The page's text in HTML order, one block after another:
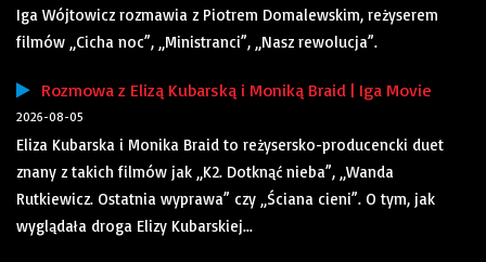
Iga Wójtowicz rozmawia z Piotrem Domalewskim, reżyserem
filmów „Cicha noc”, „Ministranci”, „Nasz rewolucja”.
Rozmowa z Elizą Kubarską i Moniką Braid | Iga Movie
2026-08-05
Eliza Kubarska i Monika Braid to reżysersko-producencki duet
znany z takich filmów jak „K2. Dotknąć nieba”, „Wanda
Rutkiewicz. Ostatnia wyprawa” czy „Ściana cieni”. O tym, jak
wyglądała droga Elizy Kubarskiej...